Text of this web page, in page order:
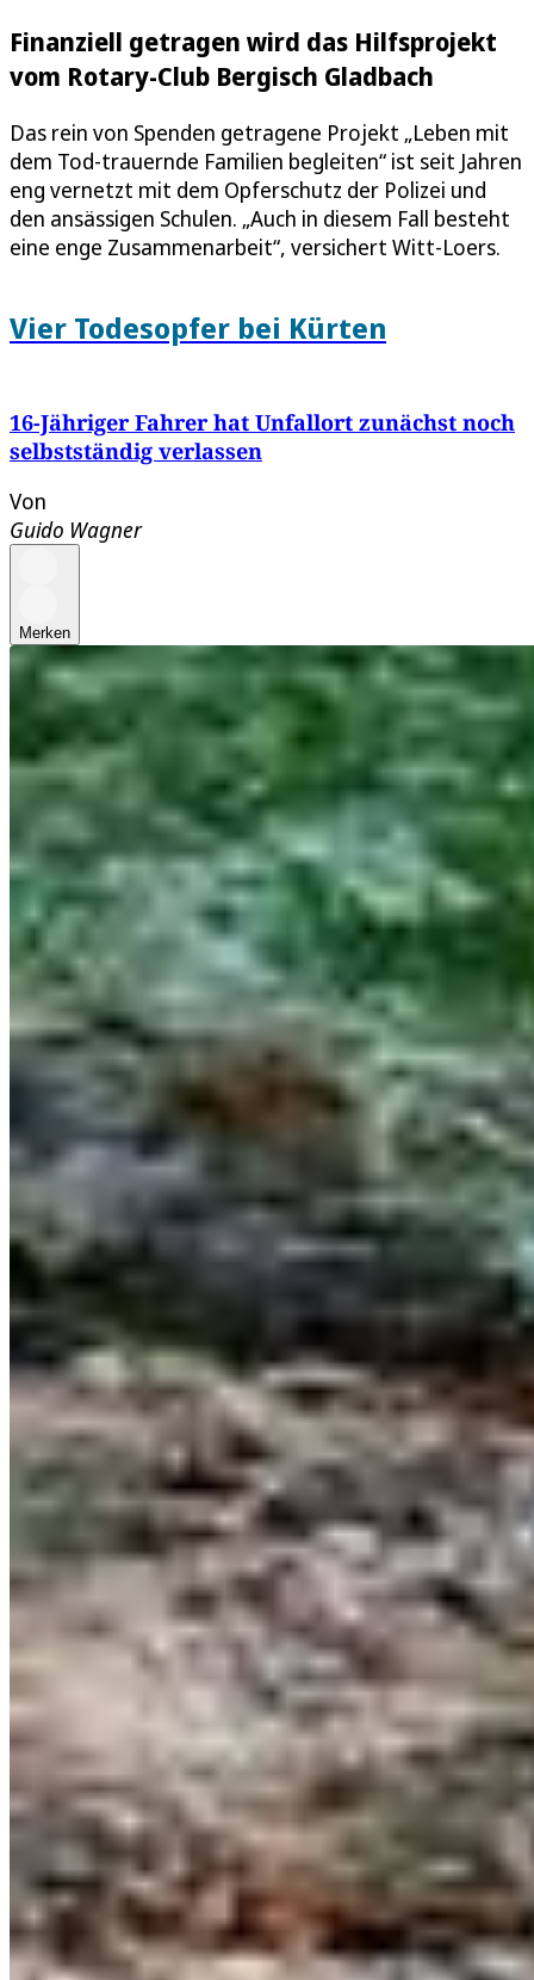
Finanziell getragen wird das Hilfsprojekt
vom Rotary-Club Bergisch Gladbach
Das rein von Spenden getragene Projekt „Leben mit
dem Tod-trauernde Familien begleiten“ ist seit Jahren
eng vernetzt mit dem Opferschutz der Polizei und
den ansässigen Schulen. „Auch in diesem Fall besteht
eine enge Zusammenarbeit“, versichert Witt-Loers.
Vier Todesopfer bei Kürten
16-Jähriger Fahrer hat Unfallort zunächst noch
selbstständig verlassen
Von
Guido Wagner
Merken